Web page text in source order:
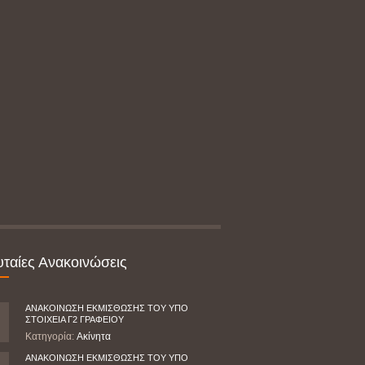
Ανακοινώσεις
ΑΝΑΚΟΙΝΩΣΗ ΕΚΜΙΣΘΩΣΗΣ ΤΟΥ ΥΠΟ
ΣΤΟΙΧΕΙΑ Γ2 ΓΡΑΦΕΙΟΥ
Κατηγορία: Ακίνητα
ΑΝΑΚΟΙΝΩΣΗ ΕΚΜΙΣΘΩΣΗΣ ΤΟΥ ΥΠΟ